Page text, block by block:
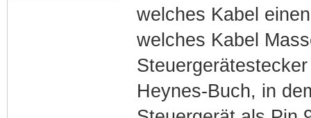
welches Kabel
welches Kabel
Heynes-Buch, in